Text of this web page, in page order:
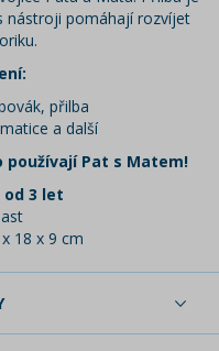
nástroji pomáhají rozvíjet
přilba
a další
Pat s Matem!
od 3 let
18 x 9 cm